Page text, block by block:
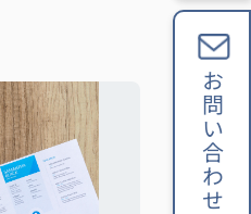
お問い合わせ